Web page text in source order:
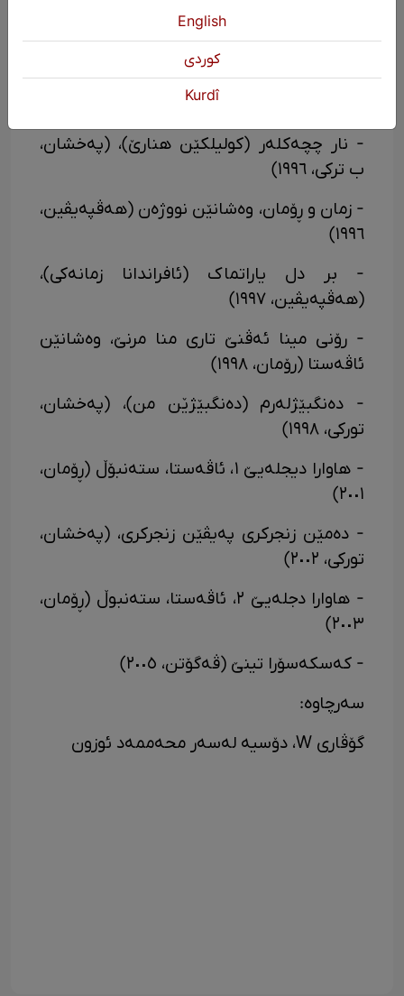
zamanlar yayincilik، ستەنبۆڵ (ئانتۆلۆژی،
١٩٩٥)
- بیرا قەدەرێ، ستۆکهۆڵم/ ئاڤەستا، ستەنبۆڵ
- نار چچەکلەر (کولیلکێن هنارێ)، (پەخشان،
ب ترکی، ١٩٩٦)
- زمان و ڕۆمان، وەشانێن نووژەن (هەڤپەیڤین،
١٩٩٦)
- بر دل یاراتماک (ئافراندانا زمانەکی)،
(هەڤپەیڤین، ١٩٩٧)
- رۆنی مینا ئەڤنێ تاری منا مرنێ، وەشانێن
ئاڤەستا (رۆمان، ١٩٩٨)
- دەنگبێژلەرم (دەنگبێژێن من)، (پەخشان،
تورکی، ١٩٩٨)
- هاوارا دیجلەیێ ١، ئاڤەستا، ستەنبۆڵ (ڕۆمان،
٢٠٠١)
- دەمێن زنجرکری پەیڤێن زنجرکری، (پەخشان،
تورکی، ٢٠٠٢)
- هاوارا دجلەیێ ٢، ئاڤەستا، ستەنبوڵ (ڕۆمان،
٢٠٠٣)
- کەسکەسۆرا تینێ (ڤەگۆتن، ٢٠٠٥)
سەرچاوە:
گۆڤاری W، دۆسیە لەسەر محەممەد ئوزون
English
كوردی
Kurdî